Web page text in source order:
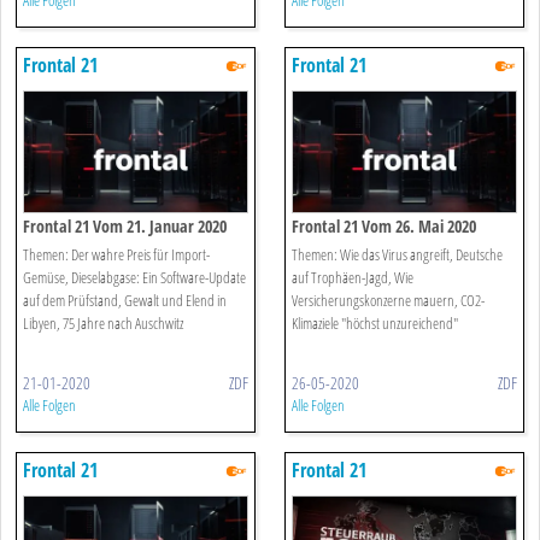
Frontal 21
Frontal 21 Vom 21. Januar 2020
Themen: Der wahre Preis für Import-
Gemüse, Dieselabgase: Ein Software-Update
auf dem Prüfstand, Gewalt und Elend in
Libyen, 75 Jahre nach Auschwitz
21-01-2020 ZDF
Alle Folgen
Frontal 21
Frontal 21 Vom 26. Mai 2020
Themen: Wie das Virus angreift, Deutsche
auf Trophäen-Jagd, Wie
Versicherungskonzerne mauern, CO2-
Klimaziele "höchst unzureichend"
26-05-2020 ZDF
Alle Folgen
Frontal 21 Frontal 21